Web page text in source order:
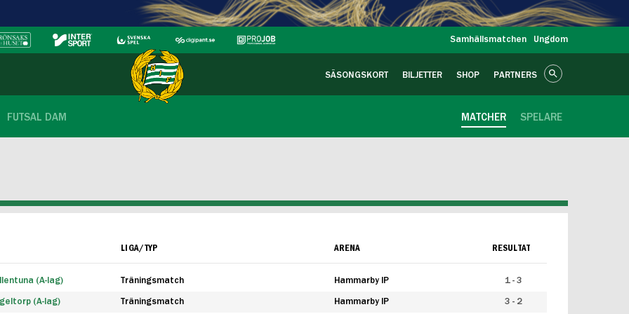
Samhällsmatchen Ungdom
SÄSONGSKORT BILJETTER SHOP PARTNERS
FUTSAL DAM SPELARE
MATCHER
LIGA/TYP ARENA RESULTAT
(A-lag) Träningsmatch Hammarby IP 1 - 3
(A-lag) Träningsmatch Hammarby IP 3 - 2